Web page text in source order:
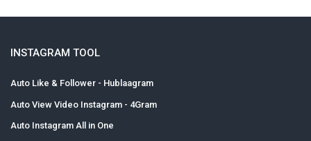
INSTAGRAM TOOL
Auto Like & Follower - Hublaagram
Auto View Video Instagram - 4Gram
Auto Instagram All in One